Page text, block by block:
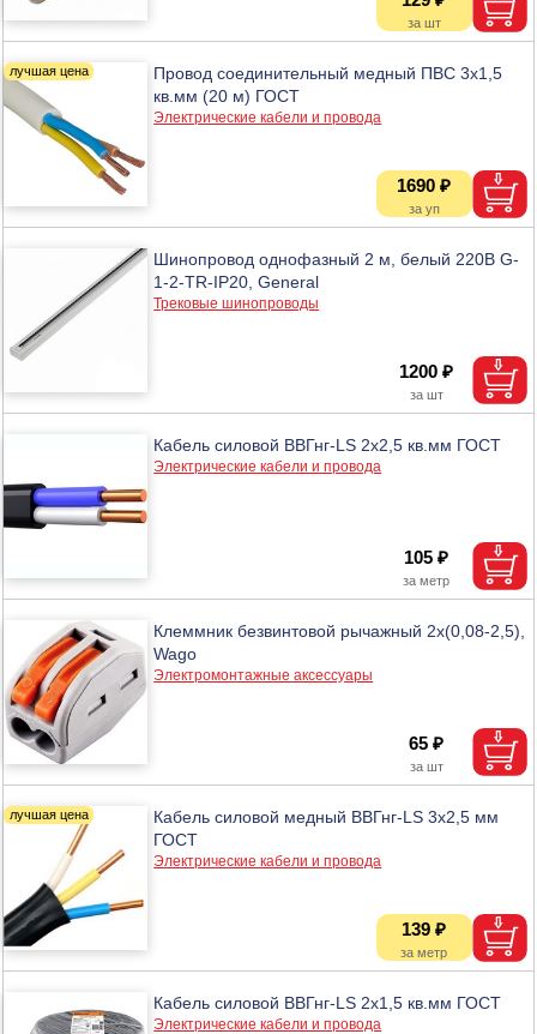
Провод соединительный медный ПВС 3х1,5
кв.мм (20 м) ГОСТ
Электрические кабели и провода
1690 ₽
Шинопровод однофазный 2 м, белый 220В G-
1-2-TR-IP20, General
Трековые шинопроводы
1200 ₽
Кабель силовой ВВГнг-LS 2х2,5 кв.мм ГОСТ
Электрические кабели и провода
105 ₽
Клеммник безвинтовой рычажный 2х(0,08-2,5),
Wago
Электромонтажные аксессуары
65 ₽
Кабель силовой медный ВВГнг-LS 3х2,5 мм
ГОСТ
Электрические кабели и провода
139 ₽
Кабель силовой ВВГнг-LS 2х1,5 кв.мм ГОСТ
Электрические кабели и провода